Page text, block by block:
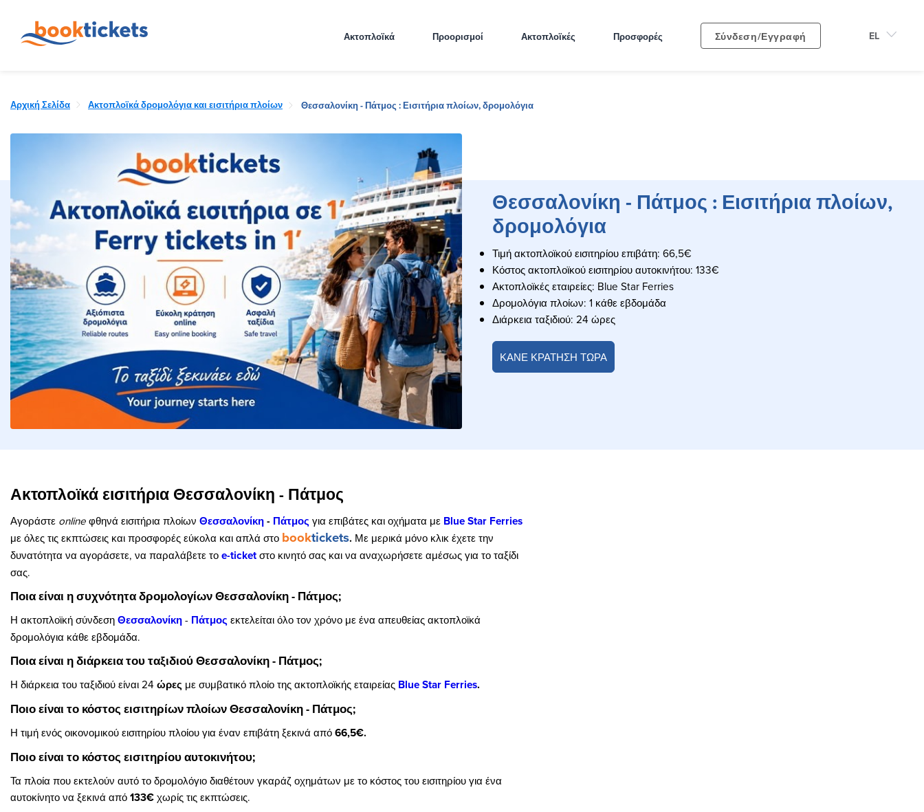
Ακτοπλοϊκά Προορισμοί Ακτοπλοϊκές Προσφορές Σύνδεση/Εγγραφή
Αρχική Σελίδα Ακτοπλοϊκά δρομολόγια και εισιτήρια πλοίων Θεσσαλονίκη - Πάτμος : Εισιτήρια πλοίων, δρομολόγια
Θεσσαλονίκη - Πάτμος : Εισιτήρια πλοίων,
δρομολόγια
Τιμή ακτοπλοϊκού εισιτηρίου επιβάτη: 66,5€
Κόστος ακτοπλοϊκού εισιτηρίου αυτοκινήτου: 133€
Ακτοπλοϊκές εταιρείες: Blue Star Ferries
Δρομολόγια πλοίων: 1 κάθε εβδομάδα
Διάρκεια ταξιδιού: 24 ώρες
ΚΑΝΕ ΚΡΑΤΗΣΗ ΤΩΡΑ
Ακτοπλοϊκά εισιτήρια Θεσσαλονίκη - Πάτμος
Αγοράστε onlineφθηνά εισιτήρια πλοίων Θεσσαλονίκη- Πάτμοςγια επιβάτες και οχήματα με Blue Star Ferries
με όλες τις εκπτώσεις και προσφορές εύκολα και απλά στο booktickets. Με μερικά μόνο κλικ έχετε την
δυνατότητα να αγοράσετε, να παραλάβετε τοe-ticketστο κινητό σας και να αναχωρήσετε αμέσως για το ταξίδι
σας.
Ποια είναι η συχνότητα δρομολογίων Θεσσαλονίκη - Πάτμος;
Η ακτοπλοϊκή σύνδεσηΘεσσαλονίκη- Πάτμοςεκτελείται όλο τον χρόνο με ένα απευθείας ακτοπλοϊκά
δρομολόγια κάθε εβδομάδα.
Ποια είναι η διάρκεια του ταξιδιού Θεσσαλονίκη - Πάτμος;
Η διάρκεια του ταξιδιού είναι 24 ώρες με συμβατικό πλοίο της ακτοπλοϊκής εταιρείας Blue Star Ferries.
Ποιο είναι το κόστος εισιτηρίων πλοίων Θεσσαλονίκη - Πάτμος;
Η τιμή ενός οικονομικού εισιτηρίου πλοίου για έναν επιβάτη ξεκινά από66,5€.
Ποιο είναι το κόστος εισιτηρίου αυτοκινήτου;
Τα πλοία που εκτελούν αυτό το δρομολόγιο διαθέτουν γκαράζ οχημάτων με το κόστος του εισιτηρίου για ένα
αυτοκίνητο να ξεκινά από133€χωρίς τις εκπτώσεις.